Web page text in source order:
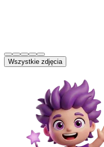
Wszystkie zdjęcia